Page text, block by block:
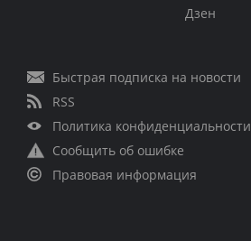
Дзен
Быстрая подписка на новости
RSS
Политика конфиденциальности
Сообщить об ошибке
Правовая информация